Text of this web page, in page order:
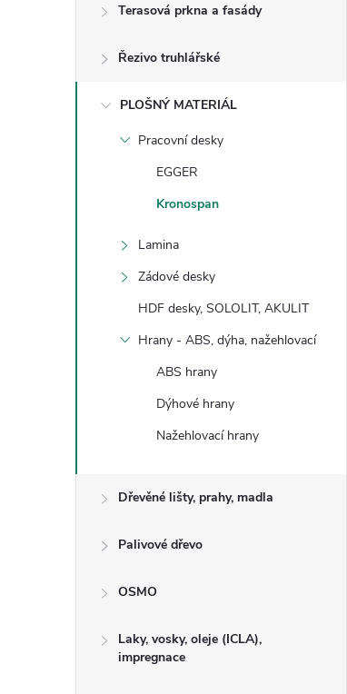
Terasová prkna a fasády
Řezivo truhlářské
PLOŠNÝ MATERIÁL
Pracovní desky
EGGER
Kronospan
Lamina
Zádové desky
HDF desky, SOLOLIT, AKULIT
Hrany - ABS, dýha, nažehlovací
ABS hrany
Dýhové hrany
Nažehlovací hrany
Dřevěné lišty, prahy, madla
Palivové dřevo
OSMO
Laky, vosky, oleje (ICLA),
impregnace